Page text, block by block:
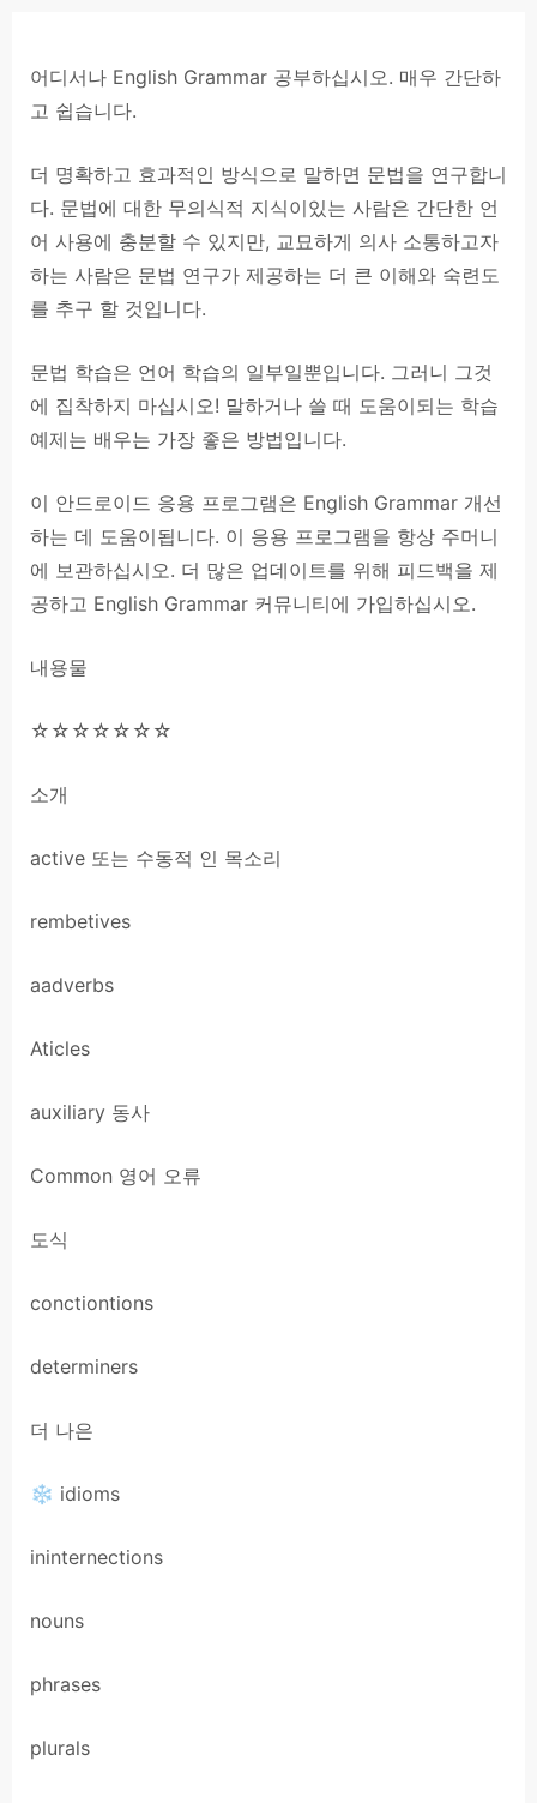
어디서나 English Grammar 공부하십시오. 매우 간단하
고 쉽습니다.
더 명확하고 효과적인 방식으로 말하면 문법을 연구합니
다. 문법에 대한 무의식적 지식이있는 사람은 간단한 언
어 사용에 충분할 수 있지만, 교묘하게 의사 소통하고자
하는 사람은 문법 연구가 제공하는 더 큰 이해와 숙련도
를 추구 할 것입니다.
문법 학습은 언어 학습의 일부일뿐입니다. 그러니 그것
에 집착하지 마십시오! 말하거나 쓸 때 도움이되는 학습
예제는 배우는 가장 좋은 방법입니다.
이 안드로이드 응용 프로그램은 English Grammar 개선
하는 데 도움이됩니다. 이 응용 프로그램을 항상 주머니
에 보관하십시오. 더 많은 업데이트를 위해 피드백을 제
공하고 English Grammar 커뮤니티에 가입하십시오.
내용물
☆☆☆☆☆☆☆
소개
active 또는 수동적 인 목소리
rembetives
aadverbs
Aticles
auxiliary 동사
Common 영어 오류
도식
conctiontions
determiners
더 나은
❄ idioms
ininternections
nouns
phrases
plurals